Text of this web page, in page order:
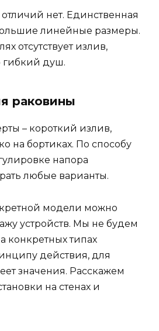
нет. Единственная
линейные размеры.
отсутствует излив,
гибкий душ.
раковины
– короткий излив,
на бортиках. По способу
напора
любые варианты.
модели можно
устройств. Мы не будем
конкретных типах
действия, для
значения. Расскажем
на стенах и